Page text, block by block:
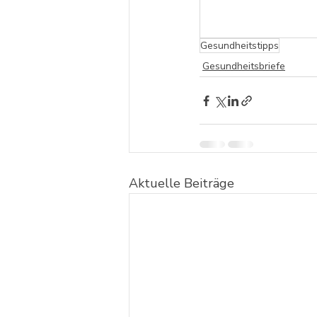
Gesundheitstipps
Gesundheitsbriefe
Aktuelle Beiträge